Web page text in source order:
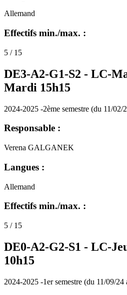
Allemand
Effectifs min./max. :
5 / 15
DE3-A2-G1-S2 - LC-
Mardi 15h15
2024-2025 -2ème semestre (du 11/02/
Responsable :
Verena GALGANEK
Langues :
Allemand
Effectifs min./max. :
5 / 15
DE0-A2-G2-S1 - LC-
10h15
2024-2025 -1er semestre (du 11/09/24